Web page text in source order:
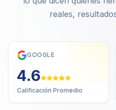
reales,
GOOGLE
4.7
Calificación Promedio